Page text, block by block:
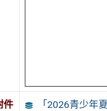
件 「2026青少年